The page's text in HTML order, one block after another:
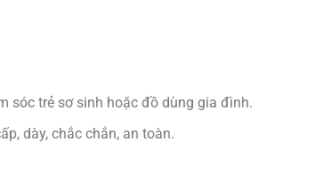
sóc trẻ sơ sinh hoặc đồ dùng gia đình.
dày, chắc chắn, an toàn.